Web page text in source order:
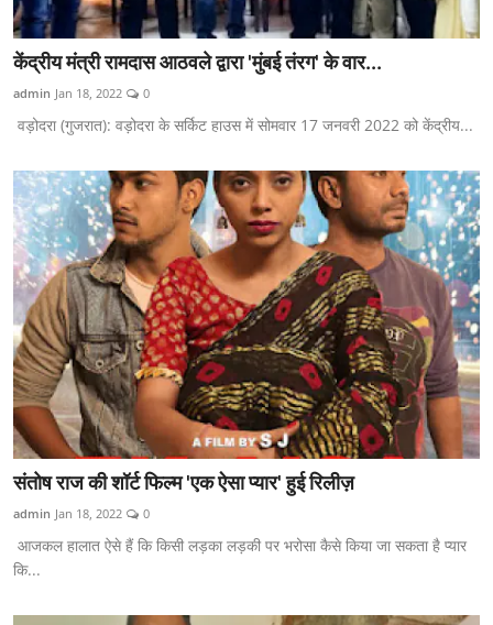
केंद्रीय मंत्री रामदास आठवले द्वारा 'मुंबई तंरग' के वार...
admin Jan 18, 2022 0
वड़ोदरा (गुजरात): वड़ोदरा के सर्किट हाउस में सोमवार 17 जनवरी 2022 को केंद्रीय...
संतोष राज की शॉर्ट फिल्म 'एक ऐसा प्यार' हुई रिलीज़
admin Jan 18, 2022 0
आजकल हालात ऐसे हैं कि किसी लड़का लड़की पर भरोसा कैसे किया जा सकता है प्यार
कि...